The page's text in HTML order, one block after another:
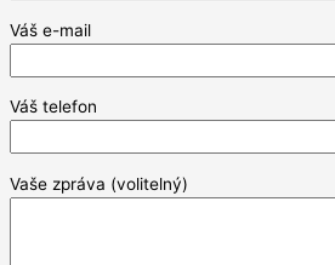
Váš e-mail
Váš telefon
Vaše zpráva (volitelný)